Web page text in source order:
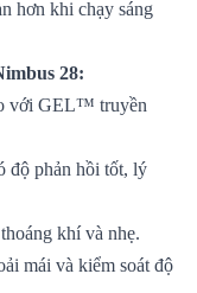
hơn khi chạy sáng
28:
với GEL™ truyền
độ phản hồi tốt, lý
khí và nhẹ.
mái và kiểm soát độ